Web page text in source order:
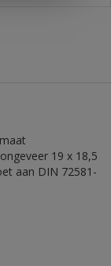
19 x 18,5
aan DIN 72581-